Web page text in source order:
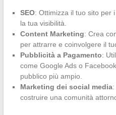
SEO: Ottimizza il tuo sito per
la tua visibilità.
Content Marketing: Crea
per attrarre e coinvolgere il
Pubblicità a Pagamento:
come Google Ads o
pubblico più ampio.
Marketing dei social media:
costruire una comunità